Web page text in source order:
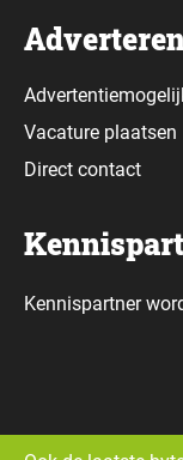
Vacature plaatsen
Direct contact
Kennispartner